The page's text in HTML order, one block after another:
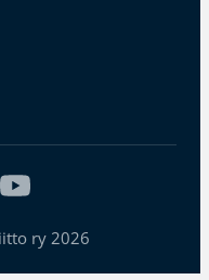
ry 2026